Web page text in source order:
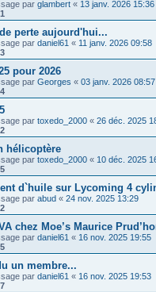
par glambert « 13 janv. 2026 15:36
1
perte aujourd'hui...
par daniel61 « 11 janv. 2026 09:58
3
pour 2026
par Georges « 03 janv. 2026 08:57
4
par toxedo_2000 « 26 déc. 2025
2
hélicoptère
par toxedo_2000 « 10 déc. 2025
5
d`huile sur Lycoming 4
par abud « 24 nov. 2025 13:29
2
chez Moe’s Maurice
par daniel61 « 16 nov. 2025 19:55
5
un membre...
par daniel61 « 16 nov. 2025 19:53
7